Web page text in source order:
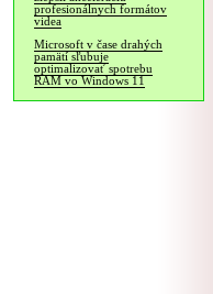
profesionálnych formátov
videa
Microsoft v čase drahých
pamätí sľubuje
optimalizovať spotrebu
RAM vo Windows 11